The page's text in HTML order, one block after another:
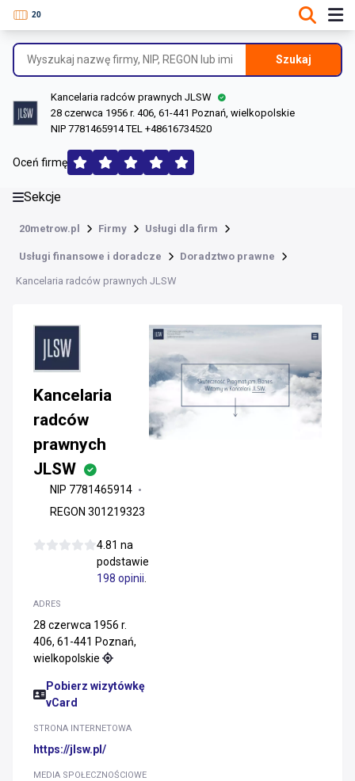
Szukaj
Kancelaria radców prawnych JLSW
28 czerwca 1956 r. 406, 61-441 Poznań, wielkopolskie
NIP 7781465914 TEL +48616734520
Oceń firmę
Sekcje
20metrow.pl Firmy Usługi dla firm
Usługi finansowe i doradcze Doradztwo prawne
Kancelaria radców prawnych JLSW
Informacje o firmie
Dane rejestrowe
Lokalizacje
Opinie (198)
Kancelaria
radców
prawnych
JLSW
NIP 7781465914
REGON 301219323
4.81 na
podstawie
198 opinii
ADRES
28 czerwca 1956 r.
406, 61-441 Poznań,
wielkopolskie
Pobierz wizytówkę
vCard
STRONA INTERNETOWA
https://jlsw.pl/
MEDIA SPOŁECZNOŚCIOWE